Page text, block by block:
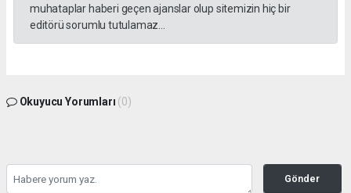
muhataplar haberi geçen ajanslar olup sitemizin hiç bir
editörü sorumlu tutulamaz...
Okuyucu Yorumları (0)
Gönder